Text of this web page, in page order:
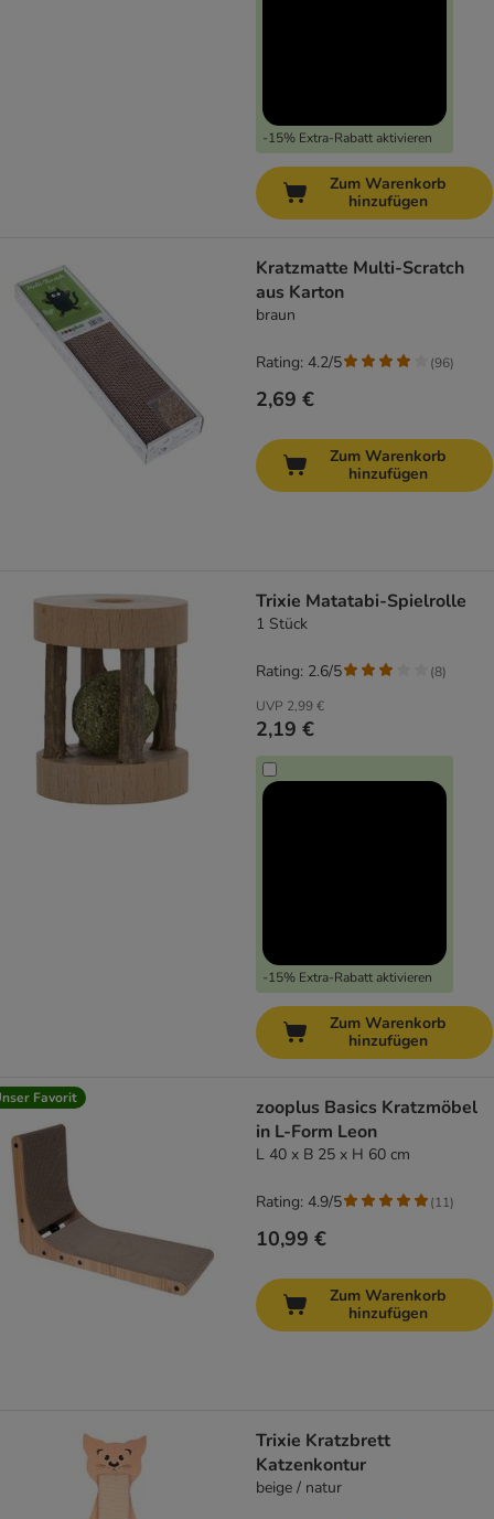
-15% Extra-Rabatt aktivieren
Zum Warenkorb
hinzufügen
Kratzmatte Multi-Scratch
aus Karton
braun
2,69 €
Rating: 4.2/5 (96)
Zum Warenkorb
hinzufügen
Trixie Matatabi-Spielrolle
1 Stück
UVP 2,99 €
2,19 €
-15% Extra-Rabatt aktivieren
Rating: 2.6/5 (8)
Zum Warenkorb
hinzufügen
Favorit
zooplus Basics Kratzmöbel
in L-Form Leon
L 40 x B 25 x H 60 cm
10,99 €
Rating: 4.9/5 (11)
Zum Warenkorb
hinzufügen
Trixie Kratzbrett
Katzenkontur
beige / natur